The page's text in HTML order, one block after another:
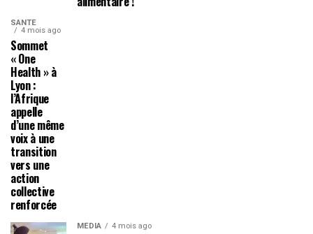
SANTÉ
4 mois ago
Sommet
« One
Health » à
Lyon :
l’Afrique
appelle
d’une même
voix à une
transition
vers une
action
collective
renforcée
MÉDIA 4 mois ago